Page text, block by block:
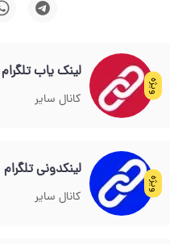
ویژه
لینک یاب تلگرام
کانال سایر
ویژه
لینکدونی تلگرام
کانال سایر